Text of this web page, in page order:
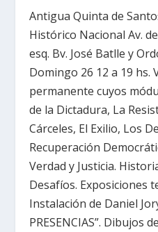
Antigua Quinta de
Histórico Nacional Av.
esq. Bv. José Batlle y
Domingo 26 12 a 19 hs.
permanente cuyos
de la Dictadura, La
Cárceles, El Exilio, Los
Recuperación
Verdad y Justicia.
Desafíos. Exposiciones
Instalación de Daniel
PRESENCIAS”. Dibujos